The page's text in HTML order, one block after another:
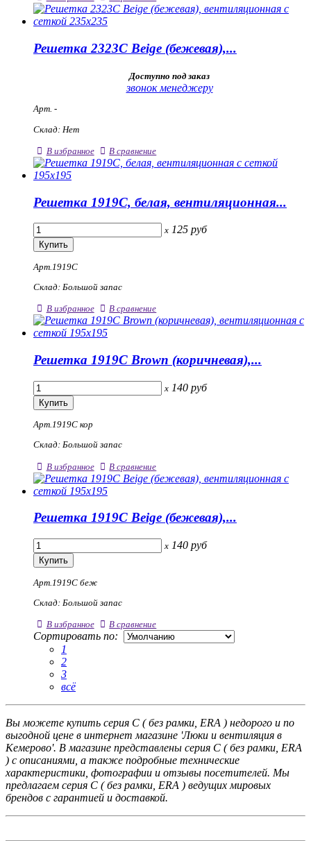
Решетка 2323С Beige (бежевая),...
Доступно под заказ
звонок менеджеру
Арт. -
Склад: Нет
В избранное В сравнение
Решетка 1919С, белая, вентиляционная...
x 125 руб
Арт.1919С
Склад: Большой запас
В избранное В сравнение
Решетка 1919С Brown (коричневая),...
x 140 руб
Арт.1919С кор
Склад: Большой запас
В избранное В сравнение
Решетка 1919С Beige (бежевая),...
x 140 руб
Арт.1919С беж
Склад: Большой запас
В избранное В сравнение
Сортировать по:
1
2
3
всё
Вы можете купить серия С ( без рамки, ERA ) недорого и по
выгодной цене в интернет магазине 'Люки и вентиляция в
Кемерово'. В магазине представлены серия С ( без рамки, ERA
) с описаниями, а также подробные технические
характеристики, фотографии и отзывы посетителей. Мы
предлагаем серия С ( без рамки, ERA ) ведущих мировых
брендов с гарантией и доставкой.